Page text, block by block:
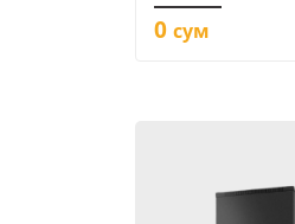
0 сум